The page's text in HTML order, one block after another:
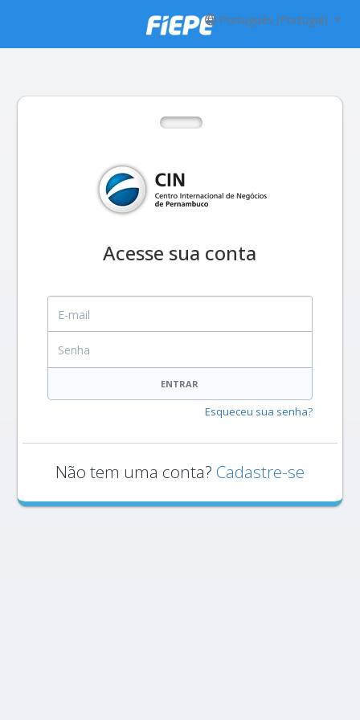
Português (Portugal)
Acesse sua conta
E-mail
ENTRAR
Esqueceu sua senha?
Não tem uma conta? Cadastre-se